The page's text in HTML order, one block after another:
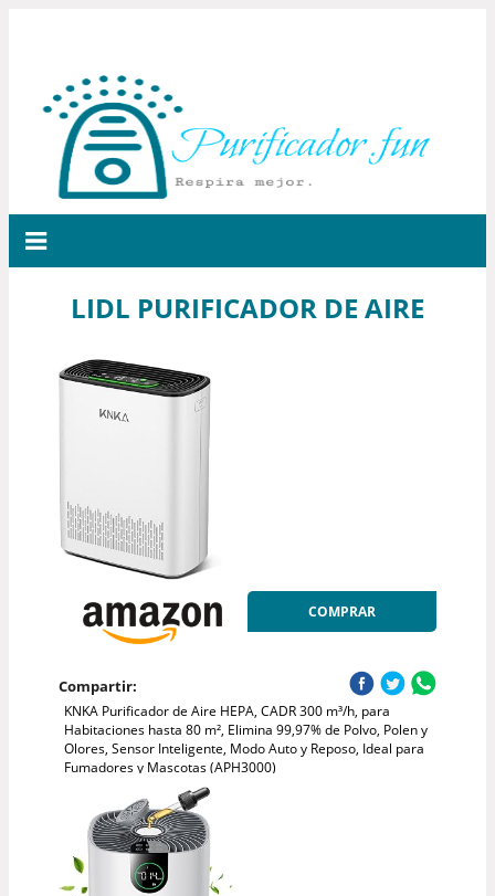
LIDL PURIFICADOR DE AIRE
COMPRAR
Compartir:
KNKA Purificador de Aire HEPA, CADR 300 m³/h, para
Habitaciones hasta 80 m², Elimina 99,97% de Polvo, Polen y
Olores, Sensor Inteligente, Modo Auto y Reposo, Ideal para
Fumadores y Mascotas (APH3000)